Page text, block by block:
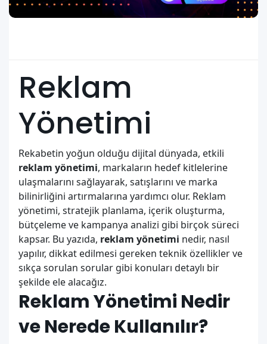
Reklam
Yönetimi
Rekabetin yoğun olduğu dijital dünyada, etkili
reklam yönetimi, markaların hedef kitlelerine
ulaşmalarını sağlayarak, satışlarını ve marka
bilinirliğini artırmalarına yardımcı olur. Reklam
yönetimi, stratejik planlama, içerik oluşturma,
bütçeleme ve kampanya analizi gibi birçok süreci
kapsar. Bu yazıda, reklam yönetimi nedir, nasıl
yapılır, dikkat edilmesi gereken teknik özellikler ve
sıkça sorulan sorular gibi konuları detaylı bir
şekilde ele alacağız.
Reklam Yönetimi Nedir
ve Nerede Kullanılır?